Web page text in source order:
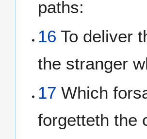
paths:
16 To deliver
the stranger
17 Which
forgetteth the